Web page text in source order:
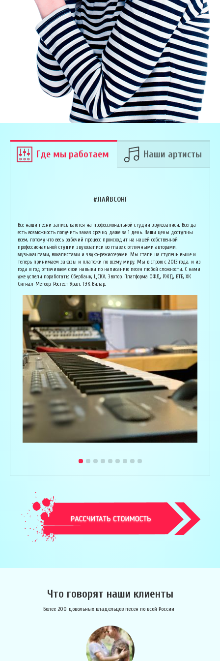
Где мы работаем Наши артисты
#ЛАЙВСОНГ
Все наши песни записываются на профессиональной студии звукозаписи. Всегда
есть возможность получить заказ срочно, даже за 1 день. Наши цены доступны
всем, потому что весь рабочий процесс происходит на нашей собственной
профессиональной студии звукозаписи во главе с отличными авторами,
музыкантами, вокалистами и звуко-режиссерами. Мы стали на ступень выше и
теперь принимаем заказы и платежи по всему миру. Мы в строю с 2013 года, и из
года в год оттачиваем свои навыки по написанию песен любой сложности. С нами
уже успели поработать: Сбербанк, ЦСКА, Эвотор, Платформа ОФД, РЖД, ВТБ, ХК
Сигнал-Метеор, Ростест Урал, ТЭК Вилар.
Армен Алавердян
Основатель организации "Лайвсонг". С детства занимается музыкой, пишет
аранжировки, делает сведение и мастеринг на профессиональном уровне.
Может сделать коммерческий звук даже по записи с диктофона :) Состоит в
дуэте "Ag Jan", и выступает на концертах по всей России. Снимает клипы
вместе со своими музыкантами, и они собирают более 1 млн. просмотров на
ютубе! В основном пишет песни о любви, семье и ценностях жизни. Армен
сделает из вашей истории настоящую конфетку, обращайтесь!
Исполнитель, звукорежиссёр
Что говорят наши клиенты
Более 200 довольных владельцев песен по всей России